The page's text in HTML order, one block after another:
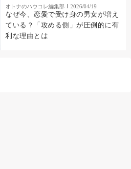
オトナのハウコレ編集部 2026/04/19
なぜ今、恋愛で受け身の男女が増え
ている？「攻める側」が圧倒的に有
利な理由とは